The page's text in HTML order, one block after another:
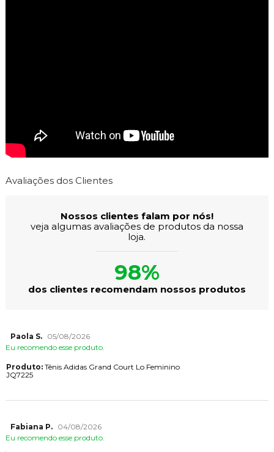
Avaliações dos Clientes
Nossos clientes falam por nós!
veja algumas avaliações de produtos da nossa
loja.
98%
dos clientes recomendam nossos produtos
Paola S.
05/08/2026
Eu recomendo esse produto.
Produto:Tênis Adidas Grand Court Lo Feminino
JQ7225
Fabiana P.
04/08/2026
Eu recomendo esse produto.